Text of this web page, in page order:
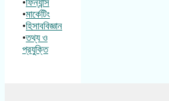
•ফিন্যান্স
•মার্কেটিং
•হিসাববিজ্ঞান
•তথ্য ও
প্রযুক্তি